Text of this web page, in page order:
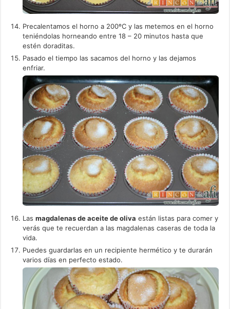
Precalentamos el horno a 200ºC y las metemos en el horno
teniéndolas horneando entre 18 – 20 minutos hasta que
estén doraditas.
Pasado el tiempo las sacamos del horno y las dejamos
enfriar.
Lasmagdalenas de aceite de oliva están listas para comer y
verás que te recuerdan a las magdalenas caseras de toda la
vida.
Puedes guardarlas en un recipiente hermético y te durarán
varios días en perfecto estado.